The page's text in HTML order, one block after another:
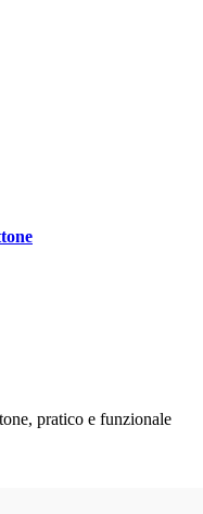
pratico e funzionale